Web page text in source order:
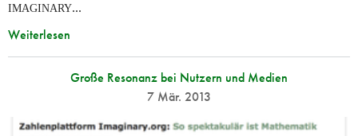
IMAGINARY...
Weiterlesen
Große Resonanz bei Nutzern und Medien
7 Mär. 2013